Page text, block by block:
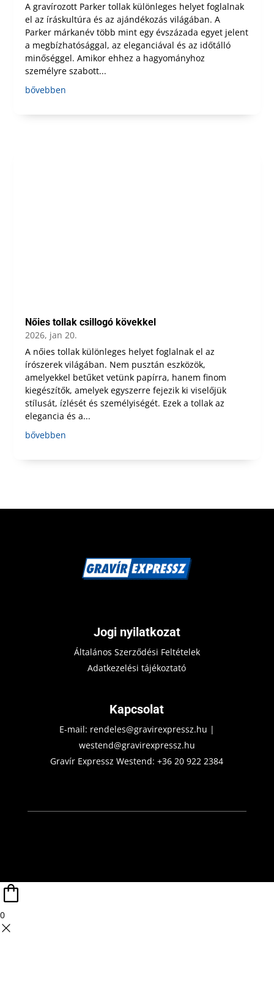
A gravírozott Parker tollak különleges helyet foglalnak
el az íráskultúra és az ajándékozás világában. A
Parker márkanév több mint egy évszázada egyet jelent
a megbízhatósággal, az eleganciával és az időtálló
minőséggel. Amikor ehhez a hagyományhoz
személyre szabott...
bővebben
Nőies tollak csillogó kövekkel
2026, jan 20.
A nőies tollak különleges helyet foglalnak el az
írószerek világában. Nem pusztán eszközök,
amelyekkel betűket vetünk papírra, hanem finom
kiegészítők, amelyek egyszerre fejezik ki viselőjük
stílusát, ízlését és személyiségét. Ezek a tollak az
elegancia és a...
bővebben
Jogi nyilatkozat
Általános Szerződési Feltételek
Adatkezelési tájékoztató
Kapcsolat
E-mail: rendeles@gravirexpressz.hu |
westend@gravirexpressz.hu
Gravír Expressz Westend:+36 20 922 2384
0